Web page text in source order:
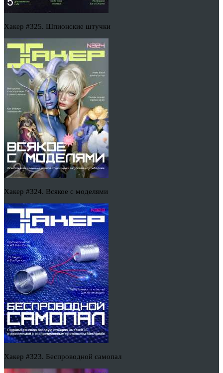
Хакер #325. Шпионские штучки
Хакер #324. Всякое с моделями
Хакер #323. Беспроводной самопал